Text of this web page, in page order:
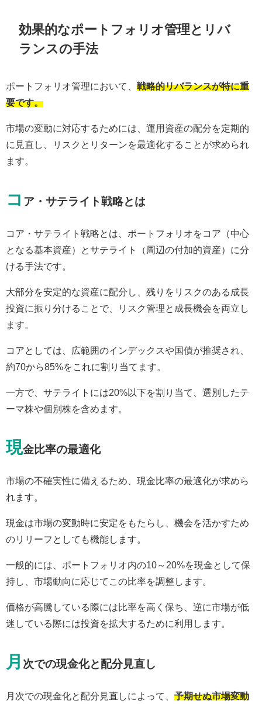
効果的なポートフォリオ管理とリバ
ランスの手法
ポートフォリオ管理において、 戦略的リバランスが特に重
要です。
市場の変動に対応するためには、運用資産の配分を定期的
に見直し、リスクとリターンを最適化することが求められ
ます。
コ ア・サテライト戦略とは
コア・サテライト戦略とは、ポートフォリオをコア（中心
となる基本資産）とサテライト（周辺の付加的資産）に分
ける手法です。
大部分を安定的な資産に配分し、残りをリスクのある成長
投資に振り分けることで、リスク管理と成長機会を両立し
ます。
コアとしては、広範囲のインデックスや国債が推奨され、
約70から85%をこれに割り当てます。
一方で、サテライトには20%以下を割り当て、選別したテ
ーマ株や個別株を含めます。
現金比率の最適化
市場の不確実性に備えるため、現金比率の最適化が求めら
れます。
現金は市場の変動時に安定をもたらし、機会を活かすため
のリリーフとしても機能します。
一般的には、ポートフォリオ内の10～20%を現金として保
持し、市場動向に応じてこの比率を調整します。
価格が高騰している際には比率を高く保ち、逆に市場が低
迷している際には投資を拡大するために利用します。
月 次での現金化と配分見直し
月次での現金化と配分見直しによって、 予期せぬ市場変動